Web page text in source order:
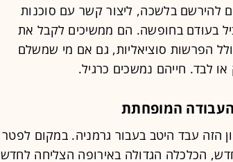
להירשם בלשכה, ליצור קשר עם סוכנות
בעודם בחופשה. הם ממשיכים לקבל את
הפרשות סוציאליות, גם אם מי שמשלם
לבד. חייהם נמשכים כרגיל.
העבודה המופחתת
של 2008, המנגנון הזה עבד היטב בעבור גרמניה. במקום לפטר
הכלכלה הגדולה באירופה הצליחה לחדש